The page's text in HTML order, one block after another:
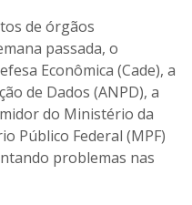
de órgãos
passada, o
Econômica (Cade), a
de Dados (ANPD), a
do Ministério da
Público Federal (MPF)
problemas nas